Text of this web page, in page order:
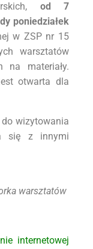
od 7
poniedziałek
w ZSP nr 15
warsztatów
na materiały.
otwarta dla
wizytowania
się z innymi
warsztatów
internetowej